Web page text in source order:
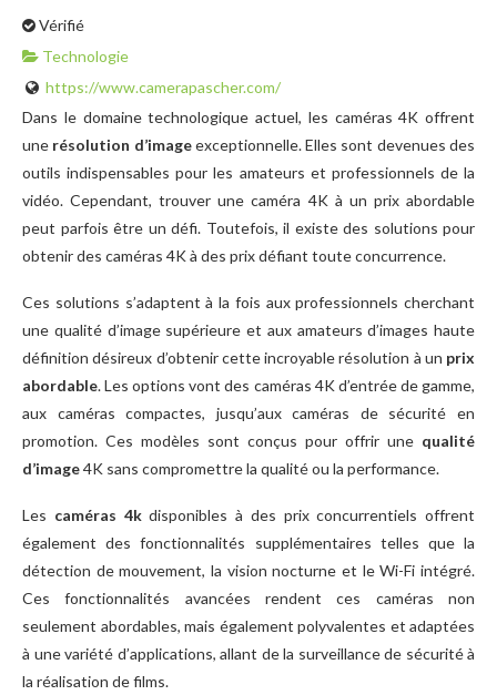
Vérifié
Technologie
https://www.camerapascher.com/
Dans le domaine technologique actuel, les caméras 4K offrent
une résolution d’imageexceptionnelle. Elles sont devenues des
outils indispensables pour les amateurs et professionnels de la
vidéo. Cependant, trouver une caméra 4K à un prix abordable
peut parfois être un défi. Toutefois, il existe des solutions pour
obtenir des caméras 4K à des prix défiant toute concurrence.
Ces solutions s’adaptent à la fois aux professionnels cherchant
une qualité d’image supérieure et aux amateurs d’images haute
définition désireux d’obtenir cette incroyable résolution à un prix
abordable. Les options vont des caméras 4K d’entrée de gamme,
aux caméras compactes, jusqu’aux caméras de sécurité en
promotion. Ces modèles sont conçus pour offrir une qualité
d’image4K sans compromettre la qualité ou la performance.
Les caméras 4kdisponibles à des prix concurrentiels offrent
également des fonctionnalités supplémentaires telles que la
détection de mouvement, la vision nocturne et le Wi-Fi intégré.
Ces fonctionnalités avancées rendent ces caméras non
seulement abordables, mais également polyvalentes et adaptées
à une variété d’applications, allant de la surveillance de sécurité à
la réalisation de films.